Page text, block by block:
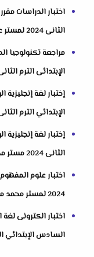
اختبار الدراسات
الثانى 2024 لمستر عمر عماد
مراجعة تكنولوجيا
الإبتدائى الترم الثانى 2024 مس شيماء
إختبار لغة
الإبتدائي الترم الثانى 2024 مستر محمد أنور
إختبار لغة
الثانى 2024 مستر محمد أنور نايل
اختبار علوم
2024 لمستر محمد معوض
اختبار الكترونى
السادس الإبتدائي الترم الثانى